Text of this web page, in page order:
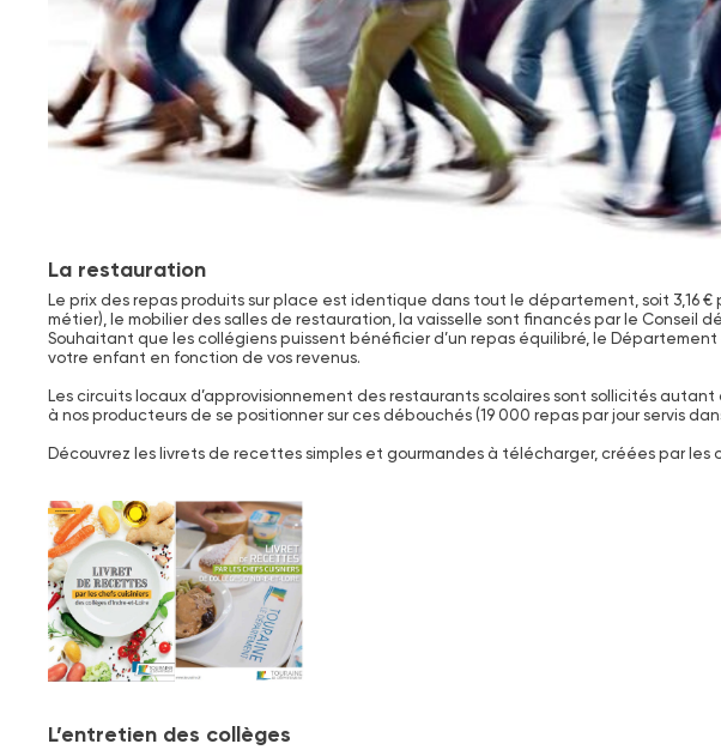
La restauration
Le prix des repas produits sur place est identique dans tout le département, soit 3,16
métier), le mobilier des salles de restauration, la vaisselle sont financés par le Conseil
Souhaitant que les collégiens puissent bénéficier d’un repas équilibré, le
votre enfant en fonction de vos revenus.
Les circuits locaux d’approvisionnement des restaurants scolaires sont sollicités
à nos producteurs de se positionner sur ces débouchés (19 000 repas par jour servis
Découvrez les livrets de recettes simples et gourmandes à télécharger, créées par
L’entretien des collèges